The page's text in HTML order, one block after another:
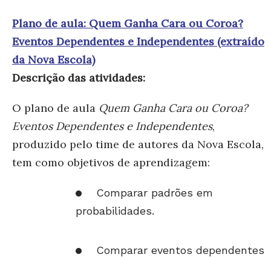
Plano de aula: Quem Ganha Cara ou Coroa?
Eventos Dependentes e Independentes (extraído
da Nova Escola)
Descrição das atividades:
O plano de aula Quem Ganha Cara ou Coroa?
Eventos Dependentes e Independentes,
produzido pelo time de autores da Nova Escola,
tem como objetivos de aprendizagem:
Comparar padrões em
probabilidades.
Comparar eventos dependentes